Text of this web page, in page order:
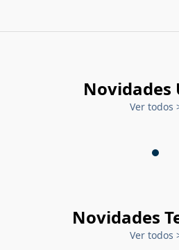
Novidades
Ver todos
Novidades
Ver todos